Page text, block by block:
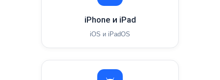
iPhone и iPad
iOS и iPadOS